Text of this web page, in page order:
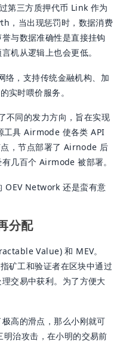
第三方质押代币 Link 作为
，当出现惩罚时，数据消费
与数据准确性是直接挂钩
机从逻辑上也会更低。
络，支持传统金融机构、加
实时喂价服务。
不同的发力方向，旨在实现
工具 Airmode 使各类 API
，节点部署了 Airnode 后
几百个 Airmode 被部署。
OEV Network 还是蛮有意
分配
Value) 和 MEV。
矿工和验证者在区块中通过
交易中获利。为了方便大
高的滑点，那么小刚就可
治攻击，在小明的交易前